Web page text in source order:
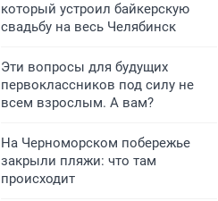
который устроил байкерскую
свадьбу на весь Челябинск
Эти вопросы для будущих
первоклассников под силу не
всем взрослым. А вам?
На Черноморском побережье
закрыли пляжи: что там
происходит